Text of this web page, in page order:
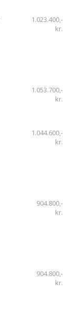
1.023.400,-
kr.
1.053.700,-
kr.
1.044.600,-
kr.
904.800,-
kr.
904.800,-
kr.